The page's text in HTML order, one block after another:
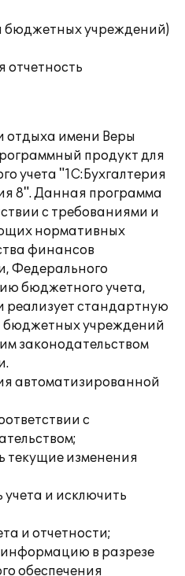
бюджетных учреждений)
отчетность
отдыха имени Веры
продукт для
учета "1С:Бухгалтерия
8". Данная программа
с требованиями и
нормативных
финансов
Федерального
бюджетного учета,
стандартную
бюджетных учреждений
законодательством
автоматизированной
с
текущие изменения
учета и исключить
и отчетности;
в разрезе
обеспечения